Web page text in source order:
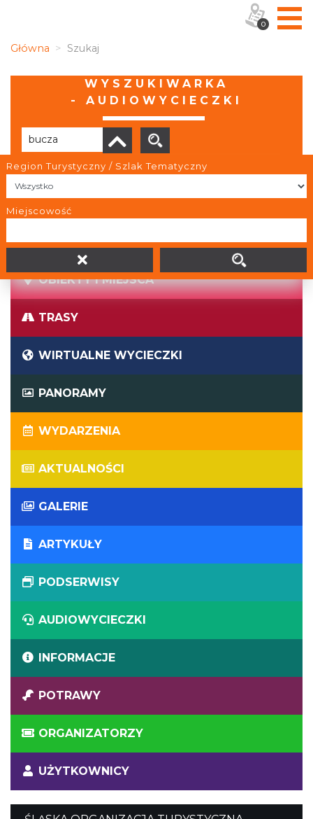
Główna Szukaj
WYSZUKIWARKA
- AUDIOWYCIECZKI
Region Turystyczny / Szlak Tematyczny
MiejscowośćBrak wyników
OBIEKTY I MIEJSCA
TRASY
WIRTUALNE WYCIECZKI
PANORAMY
WYDARZENIA
AKTUALNOŚCI
GALERIE
ARTYKUŁY
PODSERWISY
AUDIOWYCIECZKI
INFORMACJE
POTRAWY
ORGANIZATORZY
UŻYTKOWNICY
0